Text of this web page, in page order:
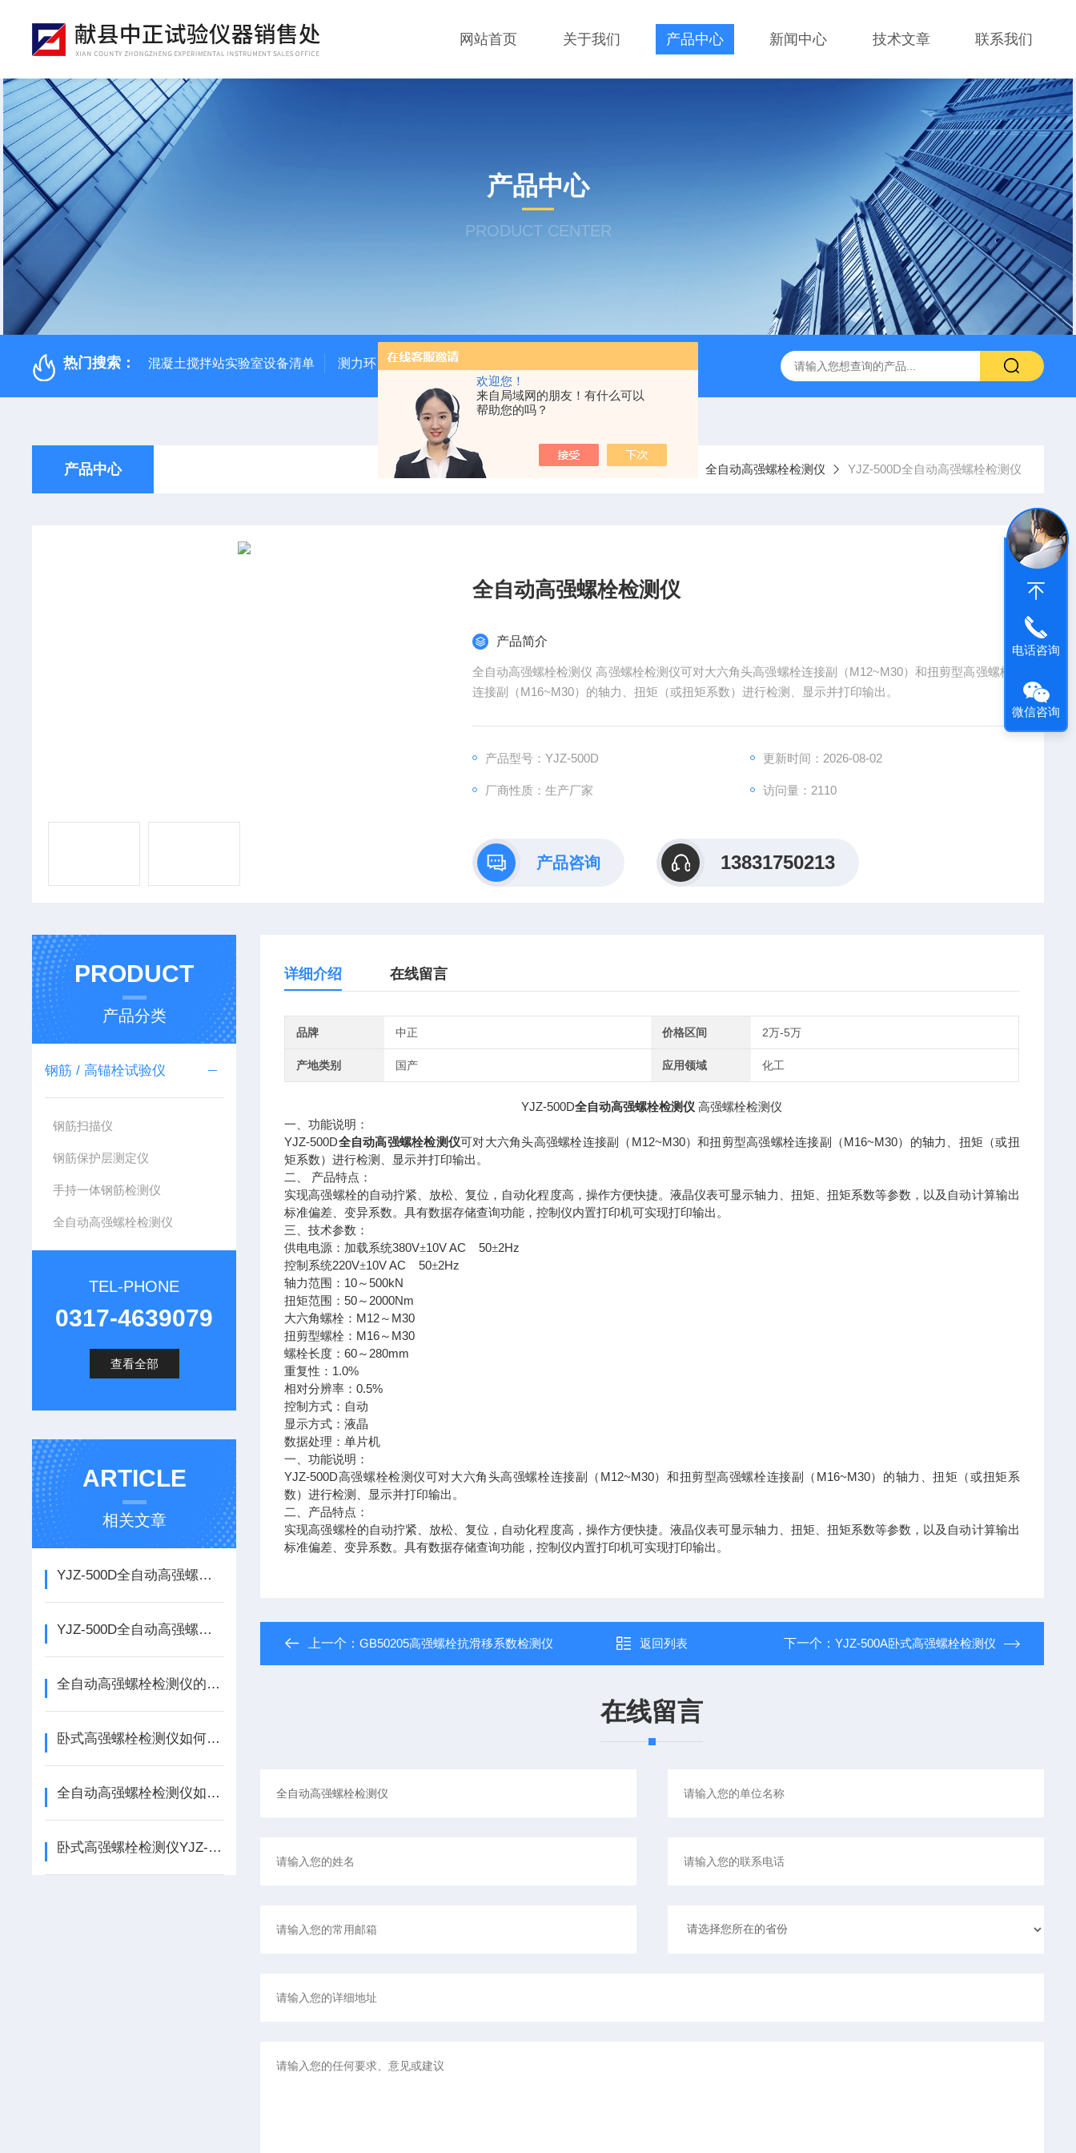
欢迎您！
来自局域网的朋友！有什么可以
帮助您的吗？
网站首页 关于我们 产品中心 新闻中心 技术文章 联系我们
产品中心
PRODUCT CENTER
热门搜索： 混凝土搅拌站实验室设备清单 测力环 混凝土抗弯拉弹性模量试验装置 钢结构防火涂料测厚仪 砂基透水砖透水速率试验装置
产品中心 当前位置： 首页 产品中心 钢筋 / 高锚栓试验仪 全自动高强螺栓检测仪 YJZ-500D全自动高强螺栓检测仪
全自动高强螺栓检测仪
产品简介
全自动高强螺栓检测仪 高强螺栓检测仪可对大六角头高强螺栓连接副（M12~M30）和扭剪型高强螺栓
连接副（M16~M30）的轴力、扭矩（或扭矩系数）进行检测、显示并打印输出。
产品型号：YJZ-500D 更新时间：2026-08-02
厂商性质：生产厂家 访问量：2110
产品咨询 13831750213
PRODUCT
产品分类
钢筋 / 高锚栓试验仪
钢筋扫描仪
钢筋保护层测定仪
手持一体钢筋检测仪
全自动高强螺栓检测仪
TEL-PHONE
0317-4639079
查看全部
ARTICLE
相关文章
YJZ-500D全自动高强螺栓检测仪 高强螺栓检测仪的使用说明
YJZ-500D全自动高强螺栓检测仪如何使用
全自动高强螺栓检测仪的使用说明
卧式高强螺栓检测仪如何使用
全自动高强螺栓检测仪如何使用
卧式高强螺栓检测仪YJZ-500A使用说明
详细介绍 在线留言
品牌 中正 价格区间 2万-5万
产地类别 国产 应用领域 化工
YJZ-500D全自动高强螺栓检测仪 高强螺栓检测仪
一、功能说明：
YJZ-500D全自动高强螺栓检测仪可对大六角头高强螺栓连接副（ M12~M30）和扭剪型高强螺栓连接副（M16~M30）的轴力、扭矩（或扭
矩系数）进行检测、显示并打印输出。
二、
产品特点：
实现高强螺栓的自动拧紧、放松、复位，自动化程度高，操作方便快捷。液晶仪表可显示轴力、扭矩、扭矩系数等参数，以及自动计算输出
标准偏差、变异系数。具有数据存储查询功能，控制仪内置打印机可实现打印输出。
三、技术参数：
供电电源：加载系统380V±10V AC 50±2Hz
控制系统220V±10V AC 50±2Hz
轴力范围： 10～500kN
扭矩范围：50～ 2000Nm
大六角螺栓： M12～ M30
扭剪型螺栓： M16～ M30
螺栓长度：60～ 280mm
重复性： 1.0%
相对分辨率：0.5%
控制方式：自动
显示方式：液晶
数据处理：单片机
一、功能说明：
YJZ-500D高强螺栓检测仪可对大六角头高强螺栓连接副（ M12~M30）和扭剪型高强螺栓连接副（ M16~M30）的轴力、扭矩（或扭矩系
数）进行检测、显示并打印输出。
二、 产品特点：
实现高强螺栓的自动拧紧、放松、复位，自动化程度高，操作方便快捷。液晶仪表可显示轴力、扭矩、扭矩系数等参数，以及自动计算输出
标准偏差、变异系数。具有数据存储查询功能，控制仪内置打印机可实现打印输出。
上一个：GB50205高强螺栓抗滑移系数检测仪 返回列表 下一个： YJZ-500A卧式高强螺栓检测仪
在线留言
电话咨询
微信咨询